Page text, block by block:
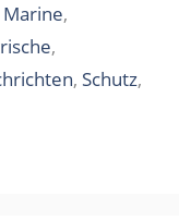
Marine,
,
, Schutz,